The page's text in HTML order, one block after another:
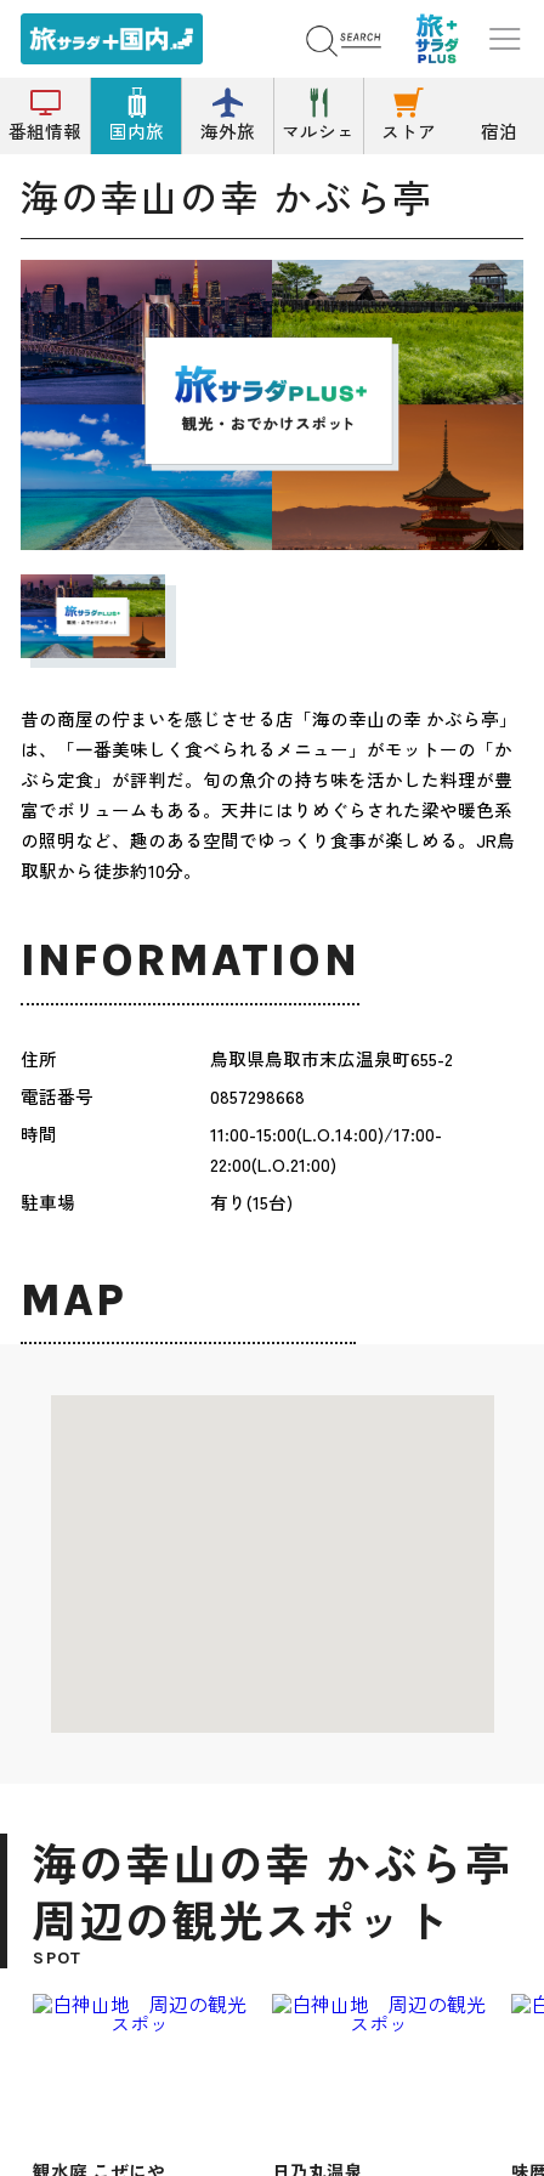
番組情報 国内旅 海外旅 マルシェ ストア 宿泊
トップ 魚料理/海鮮料理 海の幸山の幸 かぶら亭
海の幸山の幸 かぶら亭
昔の商屋の佇まいを感じさせる店「海の幸山の幸 かぶら亭」
は、「一番美味しく食べられるメニュー」がモットーの「か
ぶら定食」が評判だ。旬の魚介の持ち味を活かした料理が豊
富でボリュームもある。天井にはりめぐらされた梁や暖色系
の照明など、趣のある空間でゆっくり食事が楽しめる。JR鳥
取駅から徒歩約10分。
INFORMATION
住所
鳥取県鳥取市末広温泉町655-2
電話番号
0857298668
時間
11:00-15:00(L.O.14:00)/17:00-
22:00(L.O.21:00)
駐車場
有り(15台)
MAP
海の幸山の幸 かぶら亭
周辺の観光スポット
SPOT
観水庭 こぜにや 日乃丸温泉 味